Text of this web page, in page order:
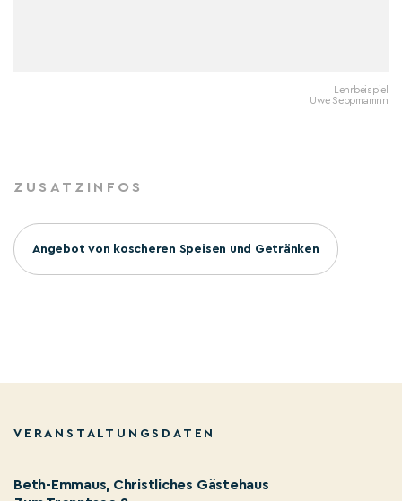
Lehrbeispiel
Uwe Seppmamnn
ZUSATZINFOS
Angebot von koscheren Speisen und Getränken
VERANSTALTUNGSDATEN
Beth-Emmaus, Christliches Gästehaus